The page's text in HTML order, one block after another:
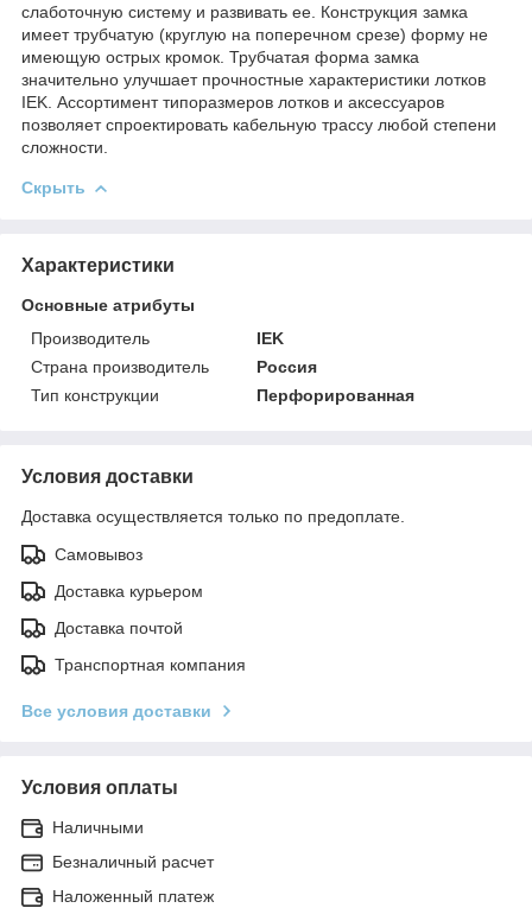
слаботочную систему и развивать ее. Конструкция замка
имеет трубчатую (круглую на поперечном срезе) форму не
имеющую острых кромок. Трубчатая форма замка
значительно улучшает прочностные характеристики лотков
IEK. Ассортимент типоразмеров лотков и аксессуаров
позволяет спроектировать кабельную трассу любой степени
сложности.
Скрыть
Характеристики
Основные атрибуты
Производитель
IEK
Страна производитель
Россия
Тип конструкции
Перфорированная
Условия доставки
Доставка осуществляется только по предоплате.
Самовывоз
Доставка курьером
Доставка почтой
Транспортная компания
Все условия доставки
Условия оплаты
Наличными
Безналичный расчет
Наложенный платеж